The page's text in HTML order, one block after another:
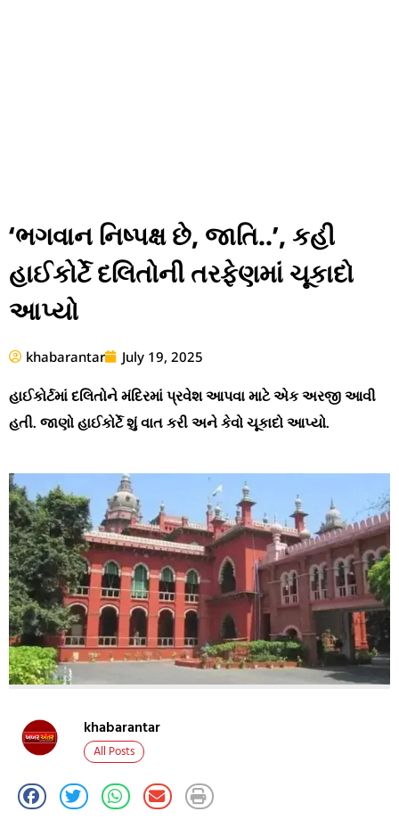
‘ભગવાન નિષ્પક્ષ છે, જાતિ..’, કહી
હાઈકોર્ટે દલિતોની તરફેણમાં ચૂકાદો
આપ્યો
khabarantar July 19, 2025
હાઈકોર્ટમાં દલિતોને મંદિરમાં પ્રવેશ આપવા માટે એક અરજી આવી
હતી. જાણો હાઈકોર્ટે શું વાત કરી અને કેવો ચૂકાદો આપ્યો.
khabarantar
All Posts